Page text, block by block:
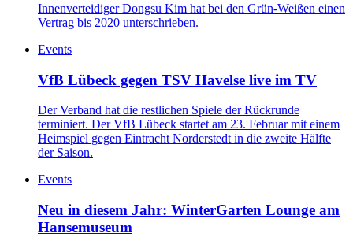
Innenverteidiger Dongsu Kim hat bei den Grün-Weißen einen
Vertrag bis 2020 unterschrieben.
Events
VfB Lübeck gegen TSV Havelse live im TV
Der Verband hat die restlichen Spiele der Rückrunde
terminiert. Der VfB Lübeck startet am 23. Februar mit einem
Heimspiel gegen Eintracht Norderstedt in die zweite Hälfte
der Saison.
Events
Neu in diesem Jahr: WinterGarten Lounge am
Hansemuseum